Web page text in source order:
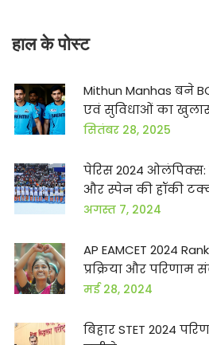
हाल के पोस्ट
Mithun Manhas बने
एवं सुविधाओं का
सितंबर 28, 2025
पेरिस 2024 ओलंपिक्स:
और स्पेन की हॉकी
अगस्त 7, 2024
AP EAMCET 2024
प्रक्रिया और परिणाम
मई 28, 2024
बिहार STET 2024